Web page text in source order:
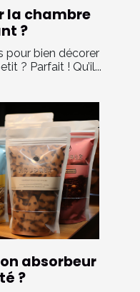
la chambre
?
pour bien décorer
? Parfait ! Qu’il...
absorbeur
?